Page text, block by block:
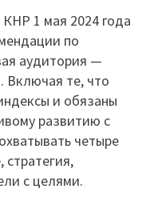
1 мая 2024 года
по
аудитория —
Включая те, что
и обязаны
развитию с
четыре
с целями.